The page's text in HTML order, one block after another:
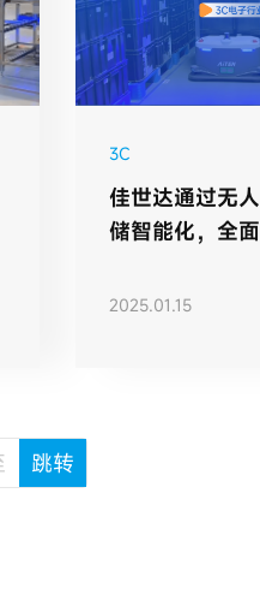
3C
佳世达通过无
储智能化，全
2025.01.15